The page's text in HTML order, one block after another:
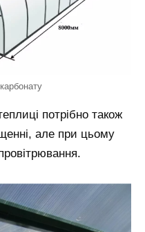
потрібно також
але при цьому